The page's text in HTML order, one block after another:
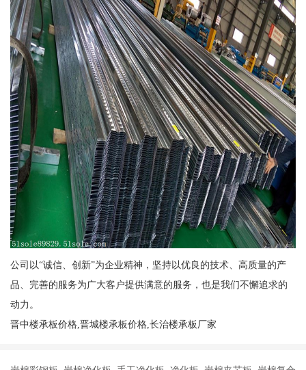
公司以“诚信、创新”为企业精神，坚持以优良的技术、高质量的产
品、完善的服务为广大客户提供满意的服务，也是我们不懈追求的
动力。
晋中楼承板价格,晋城楼承板价格,长治楼承板厂家